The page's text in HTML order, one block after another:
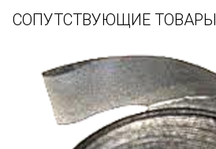
СОПУТСТВУЮЩИЕ ТОВАРЫ